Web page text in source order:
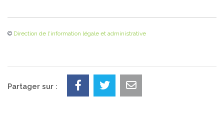
© Direction de l'information légale et administrative
Partager sur :